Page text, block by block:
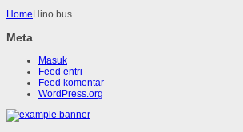
Home Hino bus
Meta
Masuk
Feed entri
Feed komentar
WordPress.org